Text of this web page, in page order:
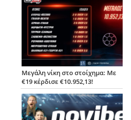
Μεγάλη νίκη στο στοίχημα: Με
€19 κέρδισε €10.952,13!